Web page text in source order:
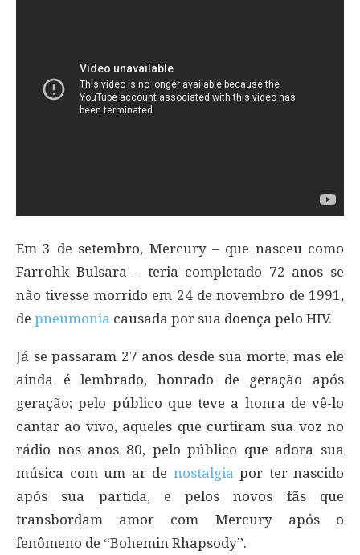
Em 3 de setembro, Mercury – que nasceu como
Farrohk Bulsara – teria completado 72 anos se
não tivesse morrido em 24 de novembro de 1991,
de pneumonia causada por sua doença pelo HIV.
Já se passaram 27 anos desde sua morte, mas ele
ainda é lembrado, honrado de geração após
geração; pelo público que teve a honra de vê-lo
cantar ao vivo, aqueles que curtiram sua voz no
rádio nos anos 80, pelo público que adora sua
música com um ar de nostalgia por ter nascido
após sua partida, e pelos novos fãs que
transbordam amor com Mercury após o
fenômeno de “Bohemin Rhapsody”.